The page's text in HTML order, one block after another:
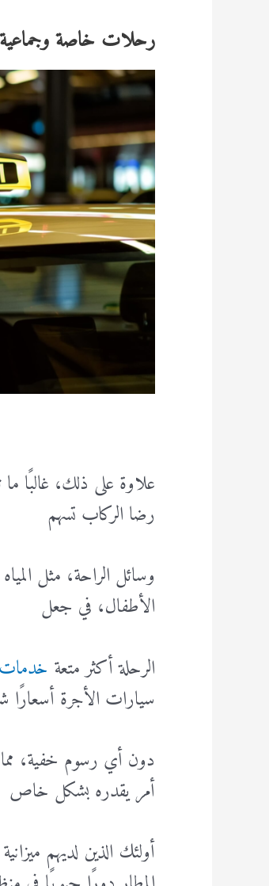
رحلات خاصة وجماعية
علاوة على ذلك، غالبًا
رضا الركاب تسهم
وسائل الراحة، مثل
الأطفال، في جعل
الرحلة أكثر متعة
سيارات الأجرة أسعارًا
دون أي رسوم خفية، مما
أمر يقدره بشكل خاص
أولئك الذين لديهم